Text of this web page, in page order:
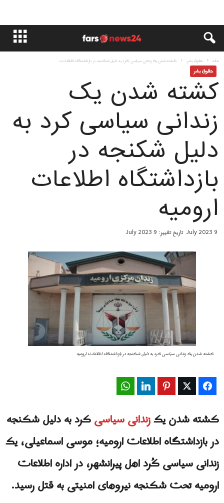
خانه حقوق بشر کشته شدن یک زندانی سیاسی کرد به دلیل شکنجه در بازداشتگاه اطلاعات...
حقوق بشر
کشته شدن یک
زندانی سیاسی کرد به
دلیل شکنجه در
بازداشتگاه اطلاعات
ارومیه
9 July 2023 تاریخ تغییر: 9 July 2023
کشته شدن یک زندانی سیاسی کرد به دلیل شکنجه در بازداشتگاه اطلاعات ارومیه
Facebook
Twitter
Pinterest
LinkedIn
کشته شدن یکزندانی سیاسیکرد به دلیل شکنجه
در بازداشتگاه اطلاعات ارومیه؛ موسی اسماعیلی، یک
زندانی سیاسی کُرد اهل پیرانشهر، در اداره اطلاعات
ارومیه تحت شکنجه نیروهای امنیتی به قتل رسید.